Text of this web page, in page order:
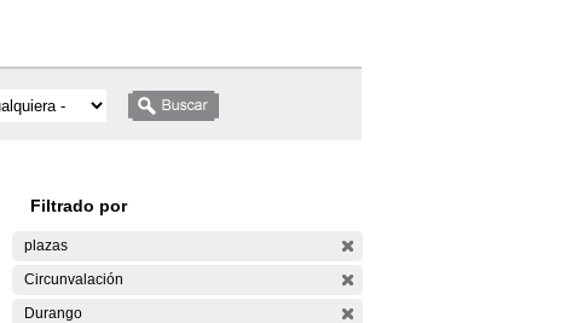
Filtrado por
plazas
Circunvalación
Durango